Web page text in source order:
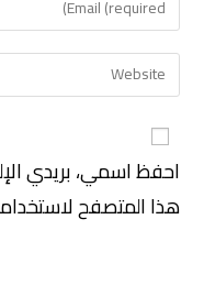
احفظ اسمي، بريدي
هذا المتصفح